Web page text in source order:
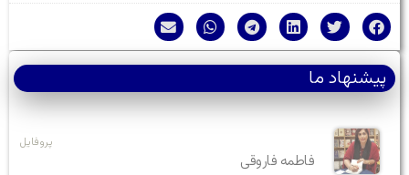
پیشنهاد ما
پروفایل
فاطمه فاروقی